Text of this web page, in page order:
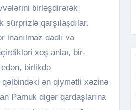
birləşdirərək
sürprizlə qarşılaşdılar.
inanılmaz dadlı və
xoş anlar, bir-
birlikdə
qəlbindəki ən qiymətli xəzinə
Pamuk digər qardaşlarına